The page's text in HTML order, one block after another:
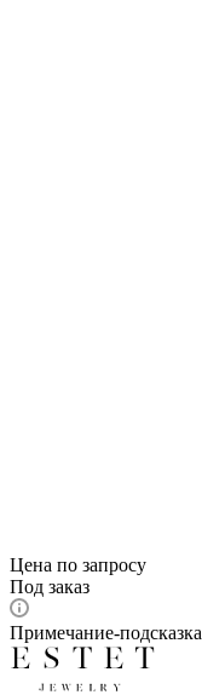
Цена по запросу
Под заказ
Примечание-подсказка